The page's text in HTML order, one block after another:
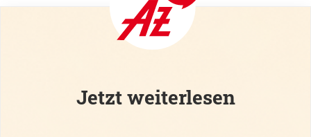
Jetzt weiterlesen